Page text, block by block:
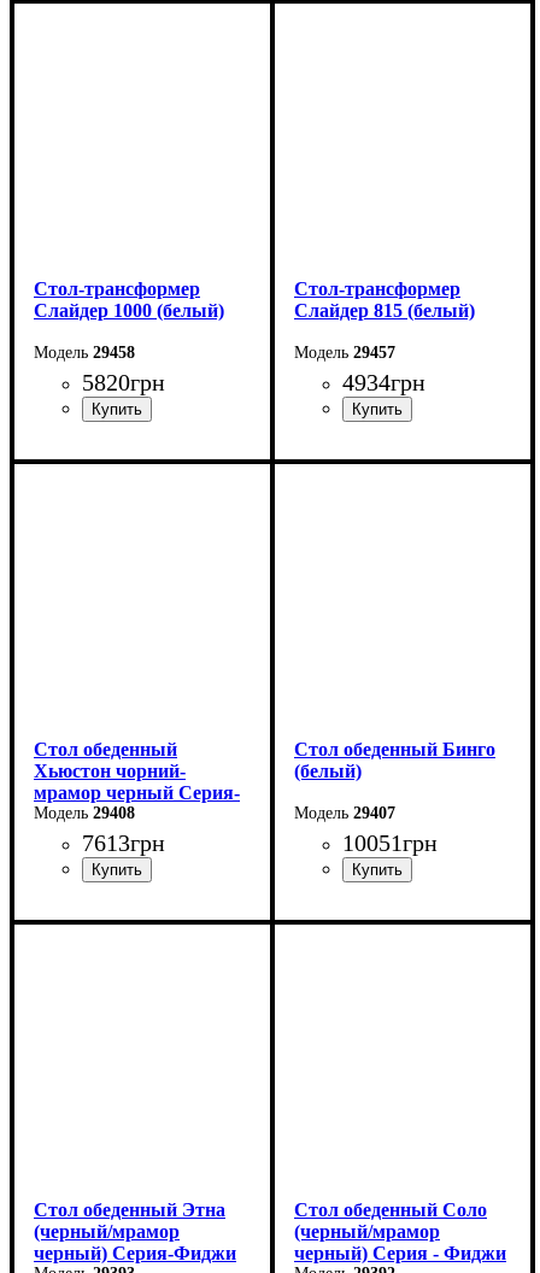
Длина: 100 (+100) см
Длина: 81,5 (+81,5) см
Стол-трансформер
Слайдер 1000 (белый)
29458
5820грн
Длина: 100 (+100) см
Стол-трансформер
Слайдер 815 (белый)
29457
4934грн
Длина: 81,5 (+81,5) см
Стол обеденный
Хьюстон чорний-
мрамор черный Серия-
Фиджи29408
7613грн
Длина: 130 (+40) см
Стол обеденный Бинго
(белый)
29407
10051грн
Ширина: 140 см
Стол обеденный Этна
(черный/мрамор
черный) Серия-Фиджи
Стол обеденный Соло
(черный/мрамор
черный) Серия - Фиджи